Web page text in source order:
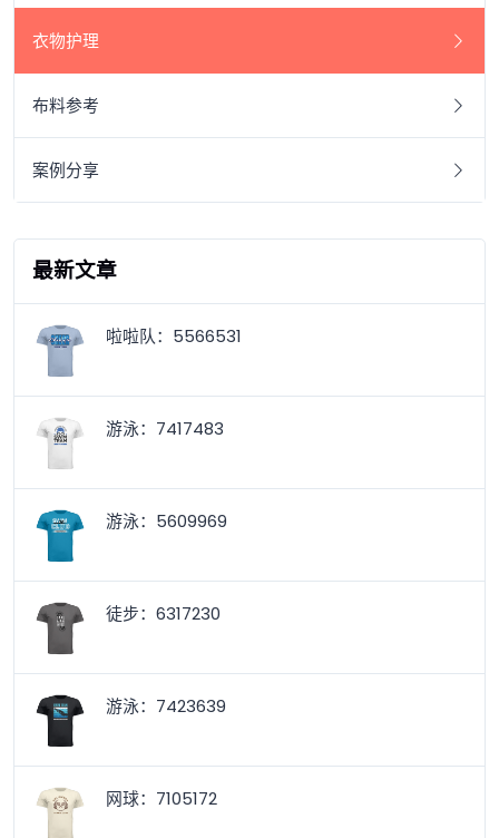
衣物护理
布料参考
案例分享
最新文章
啦啦队：5566531
游泳：7417483
游泳：5609969
徒步：6317230
游泳：7423639
网球：7105172